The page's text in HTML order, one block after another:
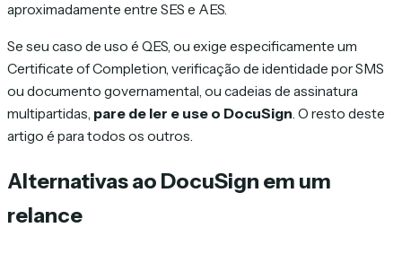
aproximadamente entre SES e AES.
Se seu caso de uso é QES, ou exige especificamente um
Certificate of Completion, verificação de identidade por SMS
ou documento governamental, ou cadeias de assinatura
multipartidas, pare de ler e use o DocuSign . O resto deste
artigo é para todos os outros.
Alternativas ao DocuSign em um
relance